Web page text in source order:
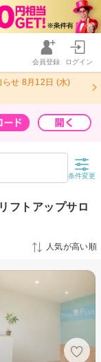
会員登録 ログイン
らせ 8月12日 (水)
条件変更
フトアップサロ
人気が高い順